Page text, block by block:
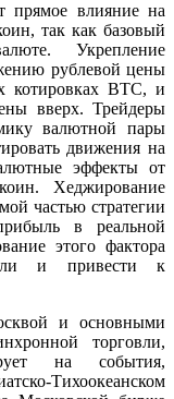
прямое влияние на
так как базовый
Укрепление
рублевой цены
котировках BTC, и
вверх. Трейдеры
валютной пары
движения на
эффекты от
Хеджирование
частью стратегии
в реальной
этого фактора
и привести к
и основными
торговли,
на события,
Тихоокеанском